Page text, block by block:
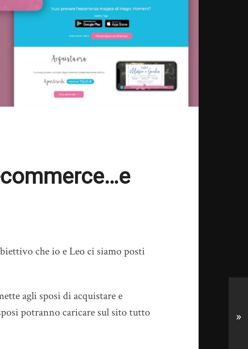
che io e Leo ci siamo posti
agli sposi di acquistare e
potranno caricare sul sito tutto
»